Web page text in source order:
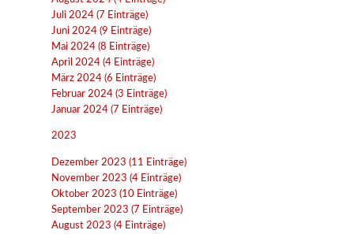
Juli 2024 (7 Einträge)
Juni 2024 (9 Einträge)
Mai 2024 (8 Einträge)
April 2024 (4 Einträge)
März 2024 (6 Einträge)
Februar 2024 (3 Einträge)
Januar 2024 (7 Einträge)
2023
Dezember 2023 (11 Einträge)
November 2023 (4 Einträge)
Oktober 2023 (10 Einträge)
September 2023 (7 Einträge)
August 2023 (4 Einträge)